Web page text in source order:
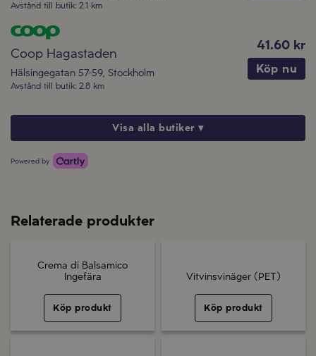
Avstånd till butik: 2.1 km
Coop Hagastaden
Hälsingegatan 57-59, Stockholm
Avstånd till butik: 2.8 km
41.60 kr
Köp nu
Visa alla butiker ▾
Powered by
Relaterade produkter
Crema di Balsamico
Ingefära
Köp produkt
Vitvinsvinäger (PET)
Köp produkt